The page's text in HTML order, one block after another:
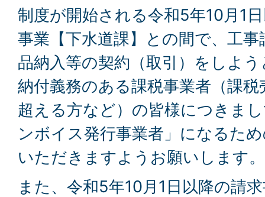
制度が開始される令和5年10月1
事業【下水道課】との間で、工
品納入等の契約（取引）をしよ
納付義務のある課税事業者（課
超える方など）の皆様につきま
ンボイス発行事業者」になるた
いただきますようお願いします。
また、令和5年10月1日以降の請